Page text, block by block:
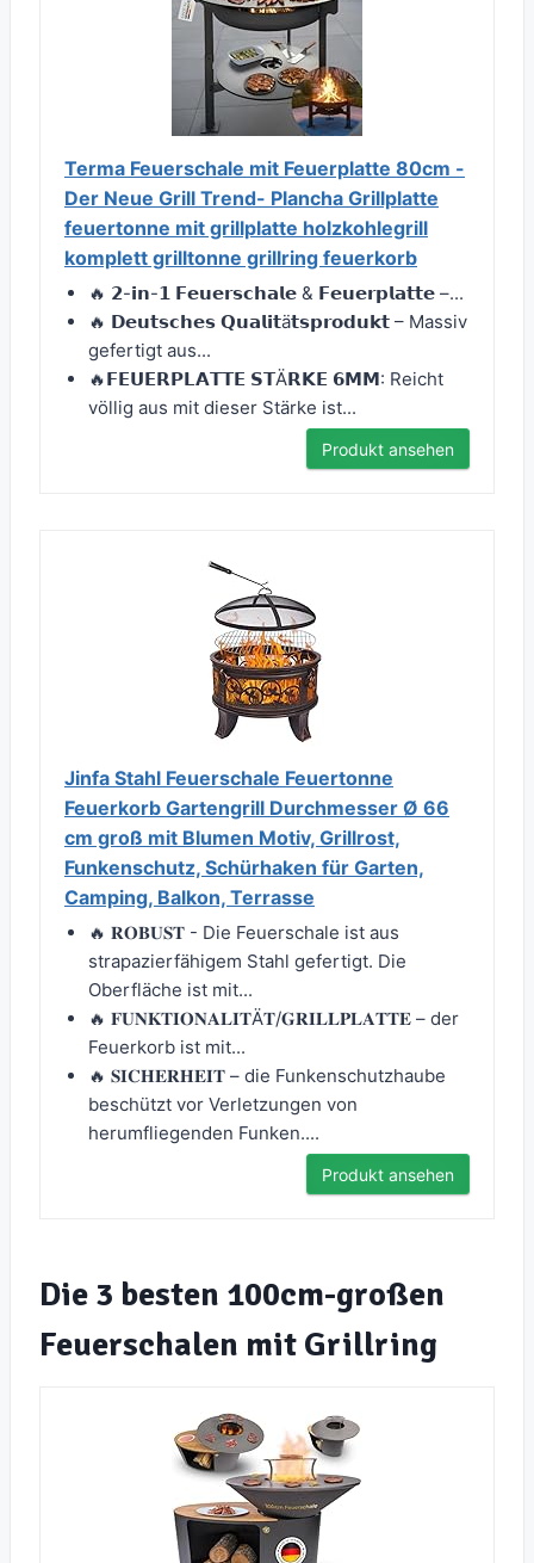
Terma Feuerschale mit Feuerplatte 80cm -
Der Neue Grill Trend- Plancha Grillplatte
feuertonne mit grillplatte holzkohlegrill
komplett grilltonne grillring feuerkorb
🔥 𝟮-𝗶𝗻-𝟭 𝗙𝗲𝘂𝗲𝗿𝘀𝗰𝗵𝗮𝗹𝗲 & 𝗙𝗲𝘂𝗲𝗿𝗽𝗹𝗮𝘁𝘁𝗲 –...
🔥 𝗗𝗲𝘂𝘁𝘀𝗰𝗵𝗲𝘀 𝗤𝘂𝗮𝗹𝗶𝘁ä𝘁𝘀𝗽𝗿𝗼𝗱𝘂𝗸𝘁 – Massiv
gefertigt aus...
🔥𝗙𝗘𝗨𝗘𝗥𝗣𝗟𝗔𝗧𝗧𝗘 𝗦𝗧Ä𝗥𝗞𝗘 𝟲𝗠𝗠: Reicht
völlig aus mit dieser Stärke ist...
Produkt ansehen
Jinfa Stahl Feuerschale Feuertonne
Feuerkorb Gartengrill Durchmesser Ø 66
cm groß mit Blumen Motiv, Grillrost,
Funkenschutz, Schürhaken für Garten,
Camping, Balkon, Terrasse
🔥 𝐑𝐎𝐁𝐔𝐒𝐓 - Die Feuerschale ist aus
strapazierfähigem Stahl gefertigt. Die
Oberfläche ist mit...
🔥 𝐅𝐔𝐍𝐊𝐓𝐈𝐎𝐍𝐀𝐋𝐈𝐓Ä𝐓/𝐆𝐑𝐈𝐋𝐋𝐏𝐋𝐀𝐓𝐓𝐄 – der
Feuerkorb ist mit...
🔥 𝐒𝐈𝐂𝐇𝐄𝐑𝐇𝐄𝐈𝐓 – die Funkenschutzhaube
beschützt vor Verletzungen von
herumfliegenden Funken....
Produkt ansehen
Die 3 besten 100cm-großen
Feuerschalen mit Grillring